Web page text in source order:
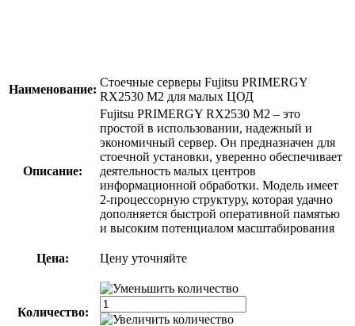
Наименование:
Стоечные серверы Fujitsu PRIMERGY
RX2530 M2 для малых ЦОД
Описание:
Fujitsu PRIMERGY RX2530 M2 – это
простой в использовании, надежный и
экономичный сервер. Он предназначен для
стоечной установки, уверенно обеспечивает
деятельность малых центров
информационной обработки. Модель имеет
2-процессорную структуру, которая удачно
дополняется быстрой оперативной памятью
и высоким потенциалом масштабирования
Цена: Цену уточняйте
Количество: